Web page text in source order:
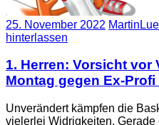
25. November 2022
hinterlassen
1. Herren: Vorsicht vor
Montag gegen Ex-Profi
Unverändert kämpfen die
vielerlei Widrigkeiten.